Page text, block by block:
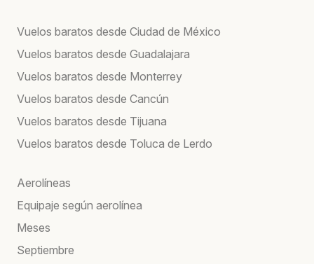
Vuelos baratos desde Ciudad de México
Vuelos baratos desde Guadalajara
Vuelos baratos desde Monterrey
Vuelos baratos desde Cancún
Vuelos baratos desde Tijuana
Vuelos baratos desde Toluca de Lerdo
Aerolíneas
Equipaje según aerolínea
Meses
Septiembre